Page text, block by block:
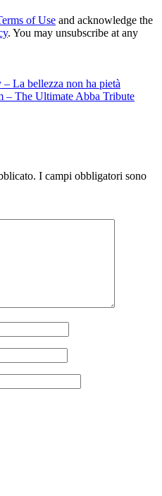
of Use and acknowledge the
. You may unsubscribe at any
La bellezza non ha pietà
– The Ultimate Abba Tribute
I campi obbligatori sono